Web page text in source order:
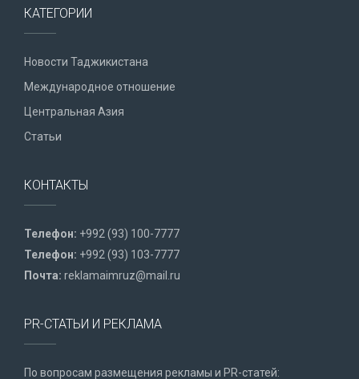
КАТЕГОРИИ
Новости Таджикистана
Международное отношение
Центральная Азия
Статьи
КОНТАКТЫ
Телефон: +992 (93) 100-7777
Телефон: +992 (93) 103-7777
Почта: reklamaimruz@mail.ru
PR-СТАТЬИ И РЕКЛАМА
По вопросам размещения рекламы и PR-статей: